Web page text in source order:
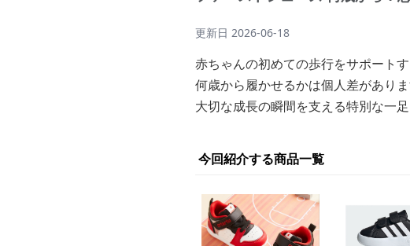
更新日 2026-06-18
赤ちゃんの初めての歩行をサポート
何歳から履かせるかは個人差があり
大切な成長の瞬間を支える特別な一
今回紹介する商品一覧